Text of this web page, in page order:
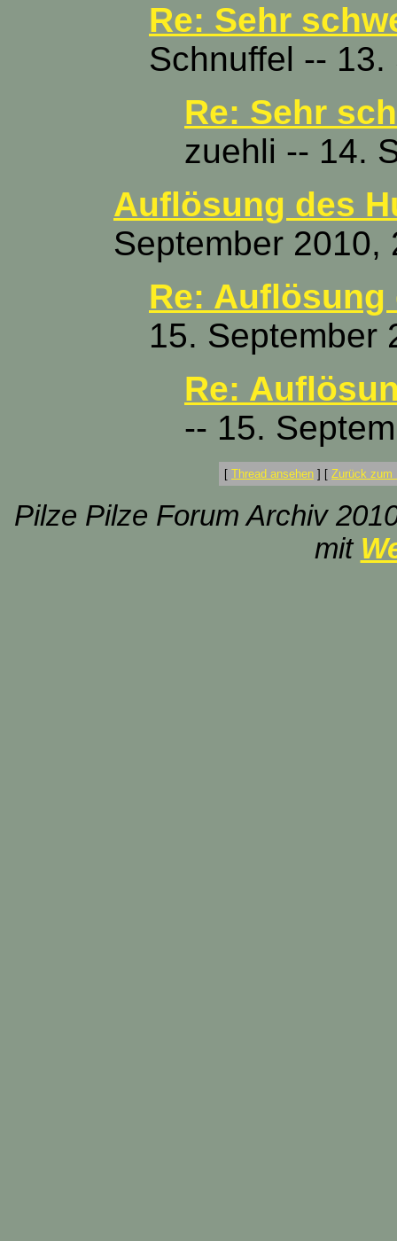
Re: Sehr
Schnuffel --
Re: Sehr
zuehli -- 14.
Auflösung des
September 2010,
Re:
15. September
Re:
-- 15.
[ Thread ansehen ] [ Zurück zum
Pilze Pilze Forum Archiv
mit